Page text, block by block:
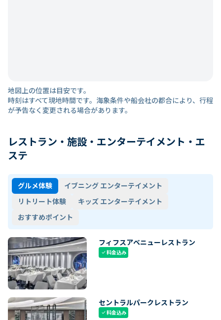
地図上の位置は目安です。
時刻はすべて現地時間です。海象条件や船会社の都合により、行程
が予告なく変更される場合があります。
レストラン・施設・エンターテイメント・エ
ステ
グルメ体験
イブニング エンターテイメント
リトリート体験
キッズ エンターテイメント
おすすめポイント
フィフスアベニューレストラン
check料金込み
セントラルパークレストラン
check料金込み